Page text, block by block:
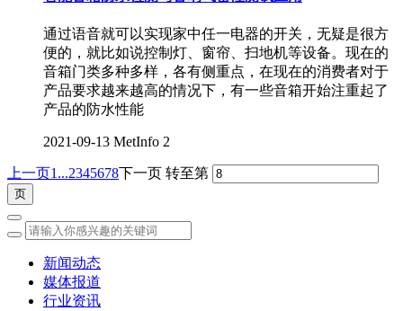
通过语音就可以实现家中任一电器的开关，无疑是很方
便的，就比如说控制灯、窗帘、扫地机等设备。现在的
音箱门类多种多样，各有侧重点，在现在的消费者对于
产品要求越来越高的情况下，有一些音箱开始注重起了
产品的防水性能
2021-09-13 MetInfo 2
上一页1...2345678下一页 转至第
新闻动态
媒体报道
行业资讯